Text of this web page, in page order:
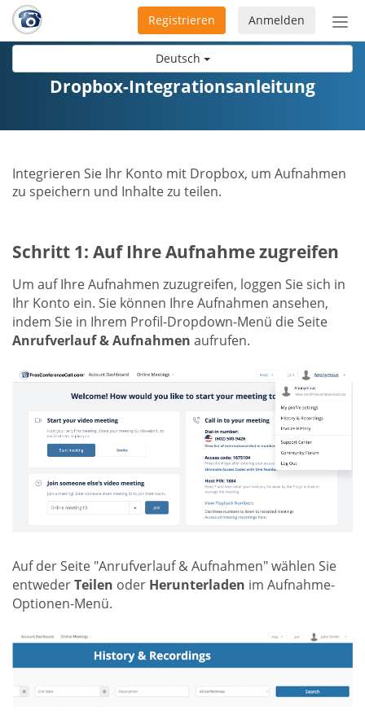
Deutsch
Anmelden
Registrieren
Dropbox-Integrationsanleitung
Integrieren Sie Ihr Konto mit Dropbox, um Aufnahmen
zu speichern und Inhalte zu teilen.
Schritt 1: Auf Ihre Aufnahme zugreifen
Um auf Ihre Aufnahmen zuzugreifen, loggen Sie sich in
Ihr Konto ein. Sie können Ihre Aufnahmen ansehen,
indem Sie in Ihrem Profil-Dropdown-Menü die Seite
Anrufverlauf & Aufnahmen aufrufen.
Auf der Seite "Anrufverlauf & Aufnahmen" wählen Sie
entwederTeilen oder Herunterladen im Aufnahme-
Optionen-Menü.